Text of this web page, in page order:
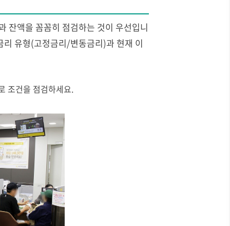
잔액을 꼼꼼히 점검하는 것이 우선입니
유형(고정금리/변동금리)과 현재 이
조건을 점검하세요.